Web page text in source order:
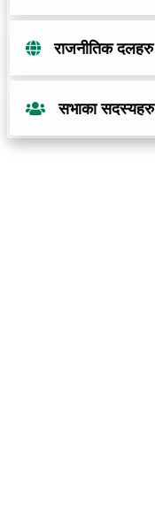
राजनीतिक दलहरु
सभाका सदस्यहरु